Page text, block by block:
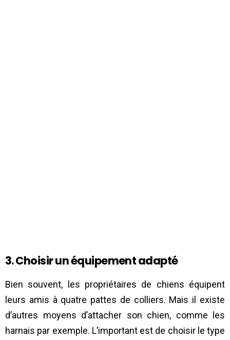
3. Choisir un équipement adapté
Bien souvent, les propriétaires de chiens équipent
leurs amis à quatre pattes de colliers. Mais il existe
d’autres moyens d’attacher son chien, comme les
harnais par exemple. L’important est de choisir le type